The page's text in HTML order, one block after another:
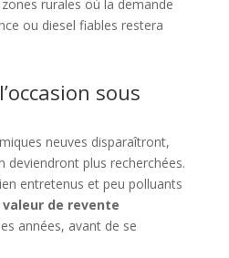
rurales où la demande
ou diesel fiables restera
sous
neuves disparaîtront,
deviendront plus recherchées.
entretenus et peu polluants
valeur de revente
années, avant de se